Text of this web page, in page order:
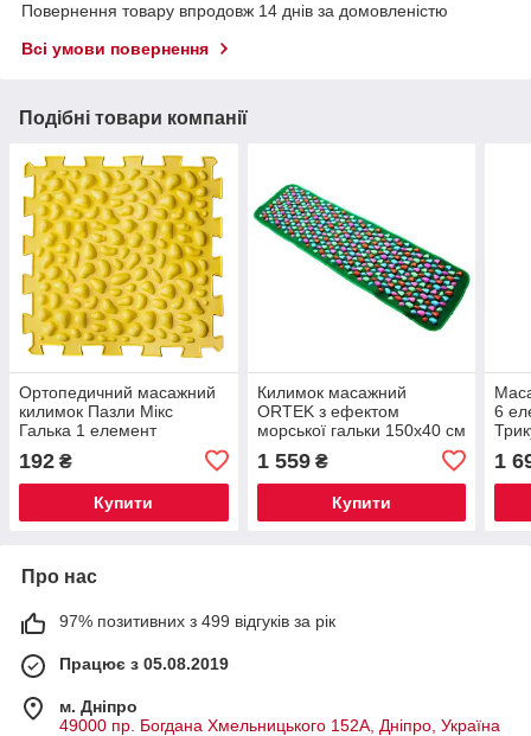
Повернення товару впродовж 14 днів за домовленістю
Всі умови повернення
Подібні товари компанії
Ортопедичний масажний
килимок Пазли Мікс
Галька 1 елемент
192 ₴
Купити
Килимок масажний
ORTEK з ефектом
морської гальки 150х40 см
1 559₴
Купити
6
1
Про нас
97% позитивних з 499 відгуків за рік
Працює з 05.08.2019
м. Дніпро
49000 пр. Богдана Хмельницького 152А, Дніпро, Україна